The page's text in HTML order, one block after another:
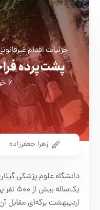
جزئیات اقدام
پشت‌پرده
۶ خرداد ۱۳۹۹
زهرا جعفرزاده
دانشگاه علوم پزشکی
اردیبهشت برگه‌ای مقابل